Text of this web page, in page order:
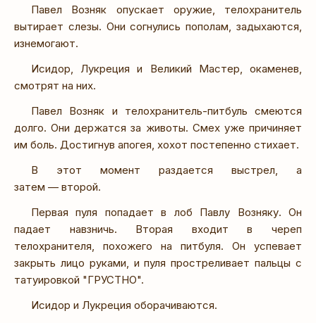
Павел Возняк опускает оружие, телохранитель
вытирает слезы. Они согнулись пополам, задыхаются,
изнемогают.
Исидор, Лукреция и Великий Мастер, окаменев,
смотрят на них.
Павел Возняк и телохранитель-питбуль смеются
долго. Они держатся за животы. Смех уже причиняет
им боль. Достигнув апогея, хохот постепенно стихает.
В этот момент раздается выстрел, а
затем — второй.
Первая пуля попадает в лоб Павлу Возняку. Он
падает навзничь. Вторая входит в череп
телохранителя, похожего на питбуля. Он успевает
закрыть лицо руками, и пуля простреливает пальцы с
татуировкой "ГРУСТНО".
Исидор и Лукреция оборачиваются.